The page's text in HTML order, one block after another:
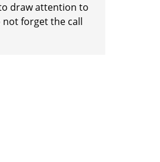
draw attention to
forget the call